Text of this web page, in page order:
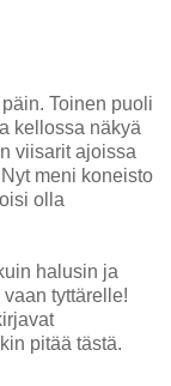
Toinen puoli
kellossa näkyä
viisarit ajoissa
meni koneisto
olla
halusin ja
tyttärelle!
pitää tästä.